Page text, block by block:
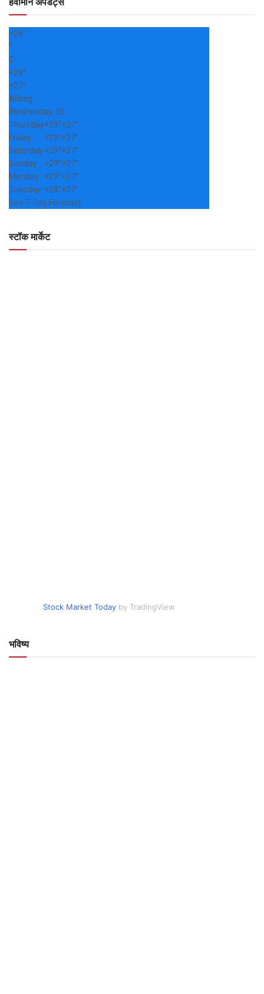
+28
°
C
+28°
+27°
Alibag
Wednesday, 05
Thursday+29°+27°
Friday
+29°+27°
Saturday+29°+27°
Sunday
+29°+27°
Monday
+29°+27°
Tuesday +28°+27°
See 7-Day Forecast
स्टॉक मार्केट
Stock Market Today by TradingView
भविष्य